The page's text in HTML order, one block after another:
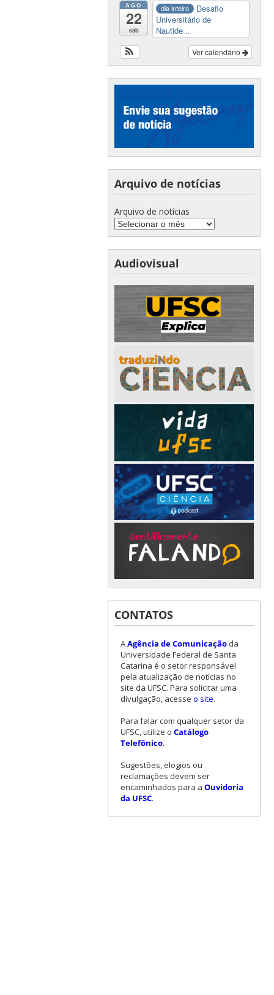
AGO
22
sáb
dia inteiro
Desafio
Universitário de
Nautide...
Ver calendário
Arquivo de notícias
Arquivo de notícias
Audiovisual
CONTATOS
AAgência de Comunicaçãoda
Universidade Federal de Santa
Catarina é o setor responsável
pela atualização de notícias no
site da UFSC. Para solicitar uma
divulgação, acesse o site.
Para falar com qualquer setor da
UFSC, utilize o Catálogo
Telefônico.
Sugestões, elogios ou
reclamações devem ser
encaminhados para a Ouvidoria
da UFSC.